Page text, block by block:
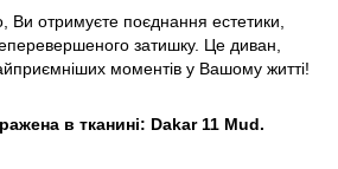
Ви отримуєте поєднання естетики,
затишку. Це диван,
моментів у Вашому житті!
в тканині: Dakar 11 Mud.